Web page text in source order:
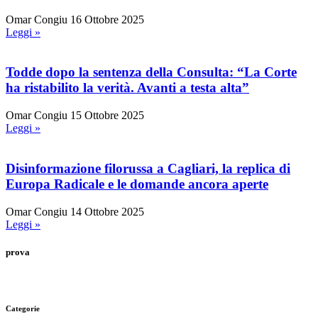
Omar Congiu 16 Ottobre 2025
Leggi »
Todde dopo la sentenza della Consulta: “La Corte
ha ristabilito la verità. Avanti a testa alta”
Omar Congiu 15 Ottobre 2025
Leggi »
Disinformazione filorussa a Cagliari, la replica di
Europa Radicale e le domande ancora aperte
Omar Congiu 14 Ottobre 2025
Leggi »
prova
Categorie